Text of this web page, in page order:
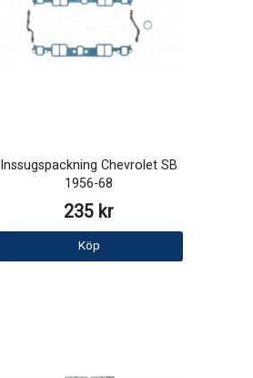
Inssugspackning Chevrolet SB
1956-68
235 kr
Köp